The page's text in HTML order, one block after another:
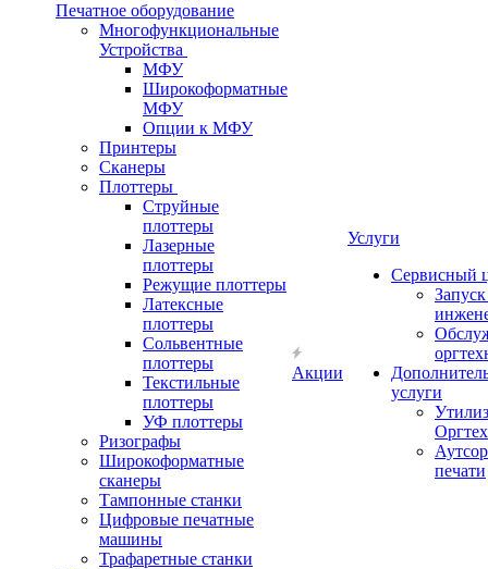
Печатное оборудование
Многофункциональные
Устройства
МФУ
Широкоформатные
МФУ
Опции к МФУ
Принтеры
Сканеры
Плоттеры
Струйные
плоттеры
Лазерные
плоттеры
Режущие плоттеры
Латексные
плоттеры
Сольвентные
плоттеры
Текстильные
плоттеры
УФ плоттеры
Ризографы
Широкоформатные
сканеры
Тампонные станки
Цифровые печатные
машины
Трафаретные станки
Акции
Услуги
Сервисный
услуги
печати